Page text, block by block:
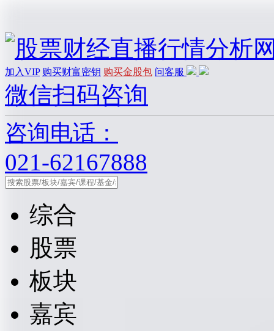
加入VIP 购买财富密钥 购买金股包 问客服
微信扫码咨询
咨询电话：
021-62167888
综合
股票
板块
嘉宾